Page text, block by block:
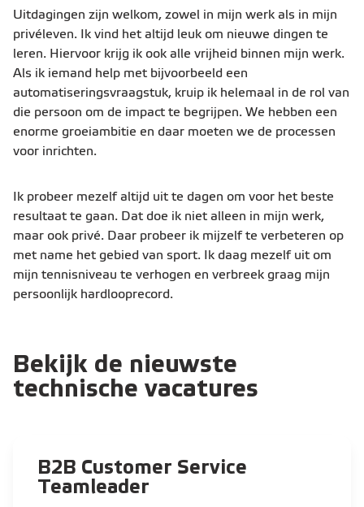
Uitdagingen zijn welkom, zowel in mijn werk als in mijn
privéleven. Ik vind het altijd leuk om nieuwe dingen te
leren. Hiervoor krijg ik ook alle vrijheid binnen mijn werk.
Als ik iemand help met bijvoorbeeld een
automatiseringsvraagstuk, kruip ik helemaal in de rol van
die persoon om de impact te begrijpen. We hebben een
enorme groeiambitie en daar moeten we de processen
voor inrichten.
Ik probeer mezelf altijd uit te dagen om voor het beste
resultaat te gaan. Dat doe ik niet alleen in mijn werk,
maar ook privé. Daar probeer ik mijzelf te verbeteren op
met name het gebied van sport. Ik daag mezelf uit om
mijn tennisniveau te verhogen en verbreek graag mijn
persoonlijk hardlooprecord.
Bekijk de nieuwste
technische vacatures
B2B Customer Service
Teamleader​